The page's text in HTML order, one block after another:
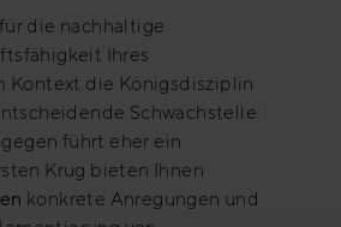
die nachhaltige
Ihres
Kontext die Königsdisziplin
Schwachstelle:
führt eher ein
Krug bieten Ihnen
konkrete Anregungen und